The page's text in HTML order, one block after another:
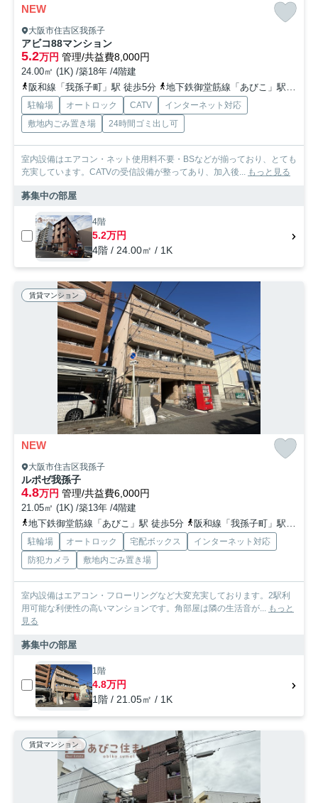
NEW
大阪市住吉区我孫子
アビコ88マンション
5.2万円 管理/共益費8,000円
24.00㎡ (1K) /築18年 /4階建
阪和線「我孫子町」駅 徒歩5分
地下鉄御堂筋線「あびこ」駅 徒歩8分
駐輪場 オートロック CATV
インターネット対応
敷地内ごみ置き場
24時間ゴミ出し可
室内設備はエアコン・ネット使用料不要・BSなどが揃っており、とても
充実しています。CATVの受信設備が整ってあり、加入後...
もっと見る
募集中の部屋
4階
5.2万円
4階 / 24.00㎡ / 1K
賃貸マンション
NEW
大阪市住吉区我孫子
ルポゼ我孫子
4.8万円 管理/共益費6,000円
21.05㎡ (1K) /築13年 /4階建
地下鉄御堂筋線「あびこ」駅 徒歩5分
阪和線「我孫子町」駅 徒歩5分
駐輪場 オートロック 宅配ボックス
インターネット対応
防犯カメラ
敷地内ごみ置き場
室内設備はエアコン・フローリングなど大変充実しております。2駅利
用可能な利便性の高いマンションです。角部屋は隣の生活音が...
もっと
見る
募集中の部屋
1階
4.8万円
1階 / 21.05㎡ / 1K
賃貸マンション